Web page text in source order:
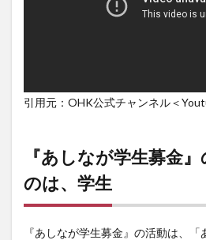
引用元：OHK公式チャンネル＜
『あしなが学生募金
のは、学生
『あしなが学生募金』の活動は、